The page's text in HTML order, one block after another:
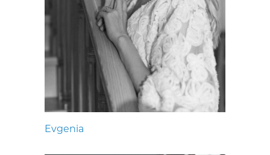
Evgenia